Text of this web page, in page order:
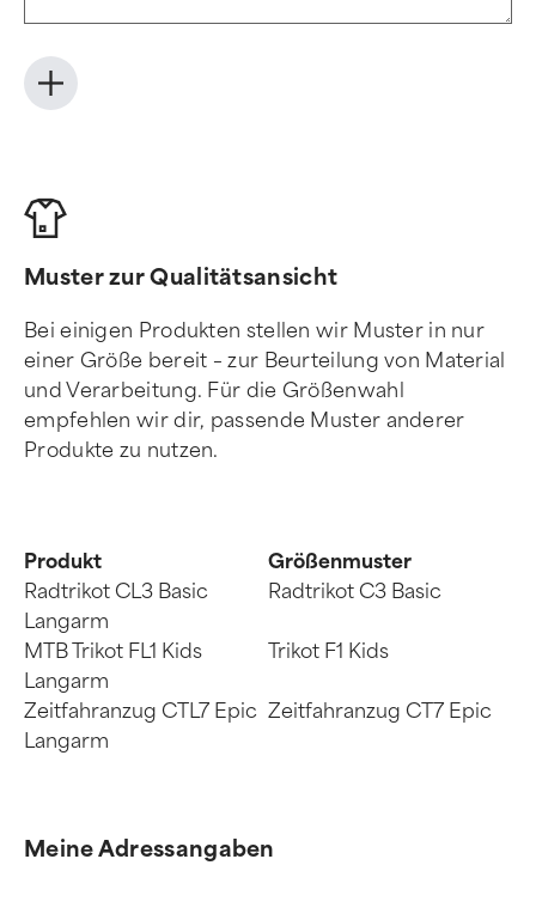
Muster zur Qualitätsansicht
Bei einigen Produkten stellen wir Muster in nur
einer Größe bereit – zur Beurteilung von Material
und Verarbeitung. Für die Größenwahl
empfehlen wir dir, passende Muster anderer
Produkte zu nutzen.
Produkt
Größenmuster
Radtrikot CL3 Basic
Langarm
Radtrikot C3 Basic
MTB Trikot FL1 Kids
Langarm
Trikot F1 Kids
Zeitfahranzug CTL7 Epic
Langarm
Zeitfahranzug CT7 Epic
Meine Adressangaben